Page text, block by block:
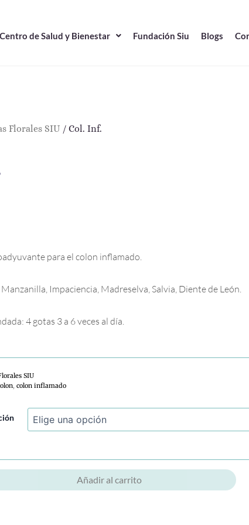
Centro de Salud y Bienestar Fundación Siu Blogs
Florales SIU / Col. Inf.
para el colon inflamado.
Impaciencia, Madreselva, Salvia, Diente de León.
4 gotas 3 a 6 veces al día.
SIU
, colon inflamado
Añadir al carrito